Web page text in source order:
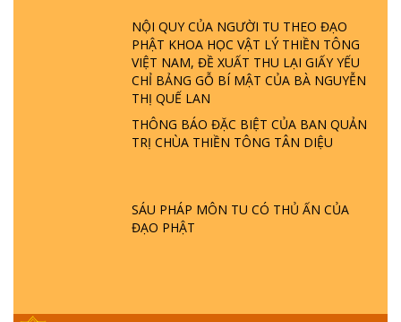
NỘI QUY CỦA NGƯỜI TU THEO ĐẠO
PHẬT KHOA HỌC VẬT LÝ THIỀN TÔNG
VIỆT NAM, ĐỀ XUẤT THU LẠI GIẤY YẾU
CHỈ BẢNG GỖ BÍ MẬT CỦA BÀ NGUYỄN
THỊ QUẾ LAN
THÔNG BÁO ĐẶC BIỆT CỦA BAN QUẢN
TRỊ CHÙA THIỀN TÔNG TÂN DIỆU
SÁU PHÁP MÔN TU CÓ THỦ ẤN CỦA
ĐẠO PHẬT
ĐÂU? ĐỊA NGỤC Ở ĐÂU? ĐỨC CHÚA TRỜI
LÀ AI? QUỶ SA TĂNG? | TTTD
GIẢI ĐÁP THIỀN TÔNG ĐẶC BIỆT P22 - TẠI
SAO TRÁI ĐẤT NHIỀU THIÊN TAI - LŨ LỤT
- HỎA HOẠN | TTTD
HOA SEN ? | TTTD